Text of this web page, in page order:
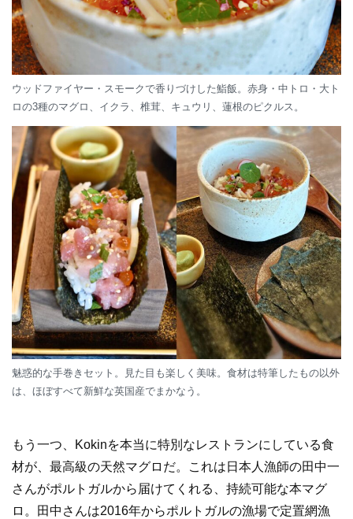
ウッドファイヤー・スモークで香りづけした鮨飯。赤身・中トロ・大ト
ロの3種のマグロ、イクラ、椎茸、キュウリ、蓮根のピクルス。
魅惑的な手巻きセット。見た目も楽しく美味。食材は特筆したもの以外
は、ほぼすべて新鮮な英国産でまかなう。
もう一つ、Kokinを本当に特別なレストランにしている食
材が、最高級の天然マグロだ。これは日本人漁師の田中一
さんがポルトガルから届けてくれる、持続可能な本マグ
ロ。田中さんは2016年からポルトガルの漁場で定置網漁